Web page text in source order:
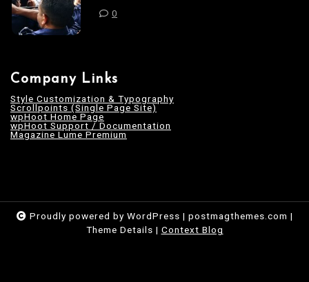
0
Company Links
Style Customization & Typography
Scrollpoints (Single Page Site)
wpHoot Home Page
wpHoot Support / Documentation
Magazine Lume Premium
Proudly powered by WordPress | postmagthemes.com |
Theme Details | Context Blog